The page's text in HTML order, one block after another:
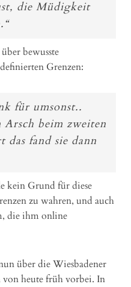
die Müdigkeit
bewusste
Grenzen:
für umsonst..
beim zweiten
das fand sie dann
kein Grund für diese
zu wahren, und auch
die ihm online
über die Wiesbadener
von heute früh vorbei. In